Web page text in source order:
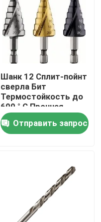
Шанк 12 Сплит-пойнт
сверла Бит
Термостойкость до
600 ° C Прочная
конструкция для
долгосрочных
промышленных
Отправить запрос